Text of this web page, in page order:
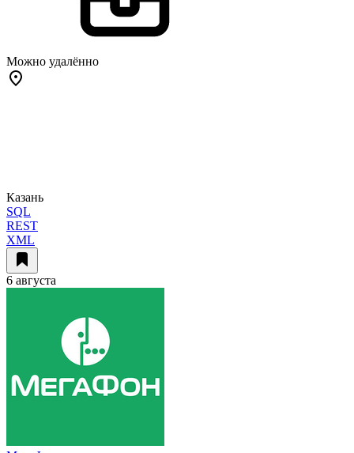
Можно удалённо
Казань
SQL
REST
XML
6 августа